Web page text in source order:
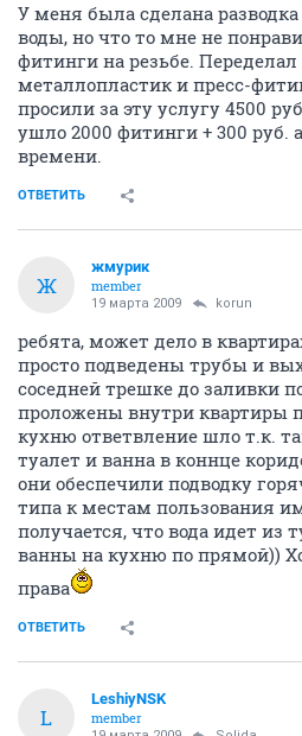
У меня была сделана
воды, но что то мне не
фитинги на резьбе.
металлопластик и пресс-
просили за эту услугу 4500
ушло 2000 фитинги + 300 руб.
времени.
ОТВЕТИТЬ
Ж
жмурик
member
19 марта 2009 korun
ребята, может дело в
просто подведены трубы и
соседней трешке до заливки
проложены внутри квартиры
кухню ответвление шло т.к.
туалет и ванна в коннце
они обеспечили подводку
типа к местам пользования
получается, что вода идет из
ванны на кухню по прямой))
права
ОТВЕТИТЬ
L
LeshiyNSK
member